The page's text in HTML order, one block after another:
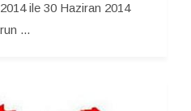
ile 30 Haziran 2014
...